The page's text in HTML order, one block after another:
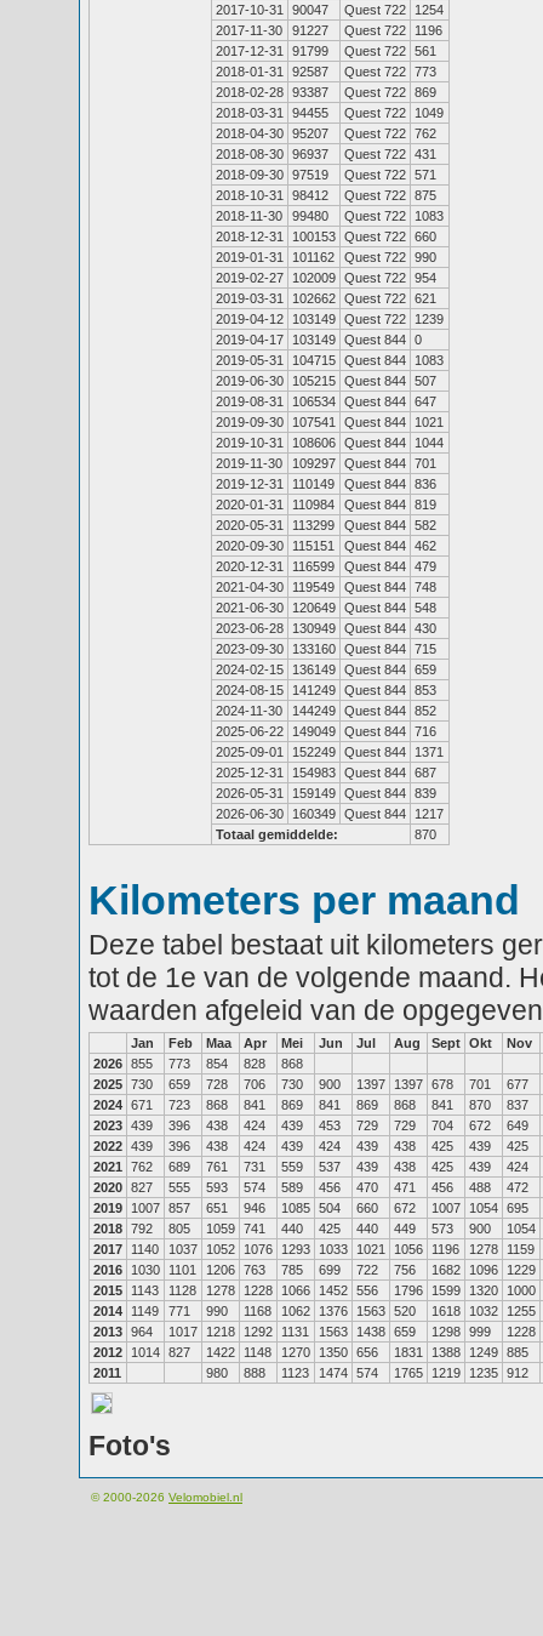
2017-10-31
90047 Quest 722
1254
2017-11-30
91227 Quest 722
1196
2017-12-31
91799 Quest 722 561
2018-01-31
92587 Quest 722 773
2018-02-28 93387 Quest 722 869
2018-03-31
94455 Quest 722
1049
2018-04-30 95207 Quest 722 762
2018-08-30 96937 Quest 722 431
2018-09-30 97519 Quest 722 571
2018-10-31
98412 Quest 722 875
2018-11-30
99480 Quest 722
1083
2018-12-31
100153 Quest 722 660
2019-01-31
101162 Quest 722 990
2019-02-27
102009 Quest 722 954
2019-03-31
102662 Quest 722 621
2019-04-12
103149 Quest 722
1239
2019-04-17
103149 Quest 844 0
2019-05-31
104715 Quest 844
1083
2019-06-30
105215 Quest 844 507
2019-08-31
106534 Quest 844 647
2019-09-30
107541 Quest 844
1021
2019-10-31
108606 Quest 844
1044
2019-11-30
109297 Quest 844 701
2019-12-31
110149 Quest 844 836
2020-01-31
110984 Quest 844 819
2020-05-31
113299 Quest 844 582
2020-09-30
115151 Quest 844 462
2020-12-31
116599 Quest 844 479
2021-04-30
119549 Quest 844 748
2021-06-30
120649 Quest 844 548
2023-06-28
130949 Quest 844 430
2023-09-30
133160 Quest 844 715
2024-02-15
136149 Quest 844 659
2024-08-15
141249 Quest 844 853
2024-11-30
144249 Quest 844 852
2025-06-22
149049 Quest 844 716
2025-09-01
152249 Quest 844
1371
2025-12-31
154983 Quest 844 687
2026-05-31
159149 Quest 844 839
2026-06-30
160349 Quest 844
1217
Totaal gemiddelde:
870
Kilometers per maand
Deze tabel bestaat uit kilometers
tot de 1e van de volgende maand.
waarden afgeleid van de
Jan Feb Maa Apr Mei Jun Jul Aug Sept Okt
Nov
2026 855 773 854 828
868
2025 730 659 728 706 730 900 1397 1397 678 701
677
2024 671 723 868 841 869 841 869 868 841 870
837
2023 439 396 438 424 439 453 729 729 704 672
649
2022 439 396 438 424 439 424 439 438 425 439
425
2021
762 689 761 731 559 537 439 438 425 439
424
2020 827 555 593 574 589 456 470 471 456 488
472
2019
1007 857 651 946 1085 504 660 672 1007 1054 695
2018 792 805 1059 741 440 425 440 449 573 900
1054
2017
1140 1037 1052 1076 1293 1033 1021 1056 1196 1278
1159
2016
1030 1101 1206 763 785 699 722 756 1682 1096
1229
2015
1143 1128 1278 1228 1066 1452 556 1796 1599 1320
1000
2014
1149 771 990 1168 1062 1376 1563 520 1618 1032
1255
2013 964 1017 1218 1292 1131 1563 1438 659 1298 999
1228
2012
1014 827 1422 1148 1270 1350 656 1831 1388 1249 885
2011
980 888 1123 1474 574 1765 1219 1235 912
Foto's
© 2000-2026 Velomobiel.nl